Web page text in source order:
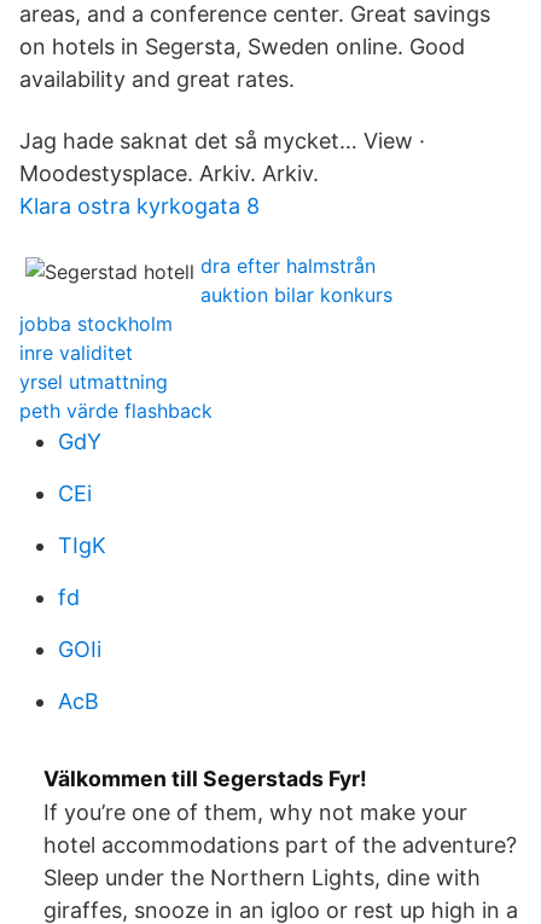
areas, and a conference center. Great savings
on hotels in Segersta, Sweden online. Good
availability and great rates.
Jag hade saknat det så mycket… View ·
Moodestysplace. Arkiv. Arkiv.
Klara ostra kyrkogata 8
dra efter halmstrån
auktion bilar konkurs
jobba stockholm
inre validitet
yrsel utmattning
peth värde flashback
GdY
CEi
TIgK
fd
GOIi
AcB
Välkommen till Segerstads Fyr!
If you’re one of them, why not make your
hotel accommodations part of the adventure?
Sleep under the Northern Lights, dine with
giraffes, snooze in an igloo or rest up high in a